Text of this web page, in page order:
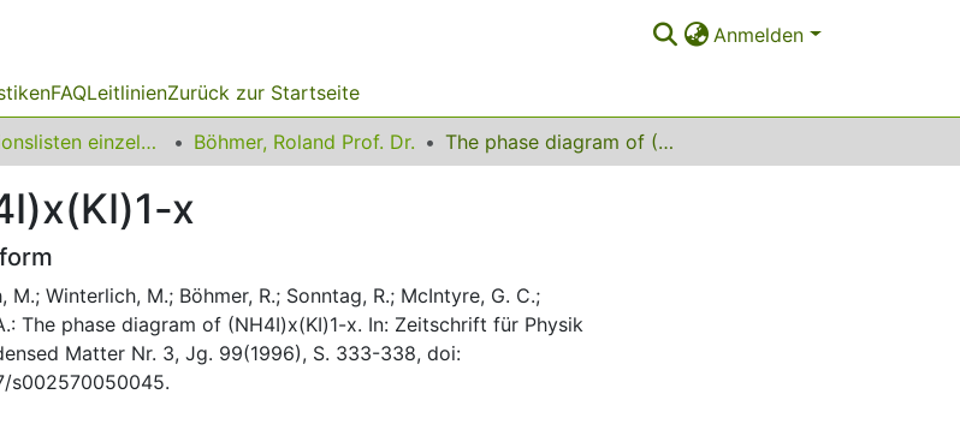
Anmelden
FAQLeitlinienZurück zur Startseite
Publikationslisten einzelner Fakultätsangehöriger Böhmer, Roland Prof. Dr. The phase diagram of (NH4I)x(KI)1-x
x
M.; Winterlich, M.; Böhmer, R.; Sonntag, R.; McIntyre, G. C.;
The phase diagram of (NH4I)x(KI)1-x. In: Zeitschrift für Physik
Matter Nr. 3, Jg. 99(1996), S. 333-338, doi:
s002570050045.